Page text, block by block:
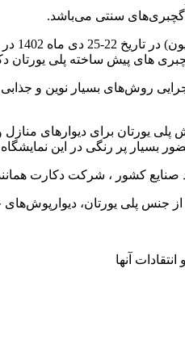
گچبری‌های سنتی می‌باشد.
های پیش ساخته پلی یورتان
روش‌های بسیار نوین و
یورتان برای دیوارهای
بسیار پر رنگی در این
کشور ، شرکت دکارت
جنس پلی یورتان، دیوارپوش‌های
آنها